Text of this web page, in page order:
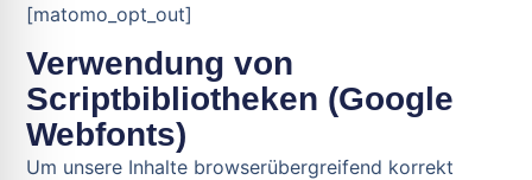
[matomo_opt_out]
Verwendung von
Scriptbibliotheken (Google
Webfonts)
Um unsere Inhalte browserübergreifend korrekt